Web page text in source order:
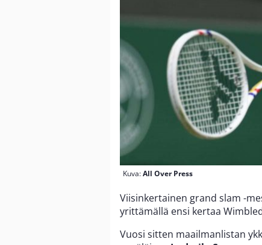
Kuva:All Over Press
Viisinkertainen grand slam -
yrittämällä ensi kertaa
Vuosi sitten maailmanlistan